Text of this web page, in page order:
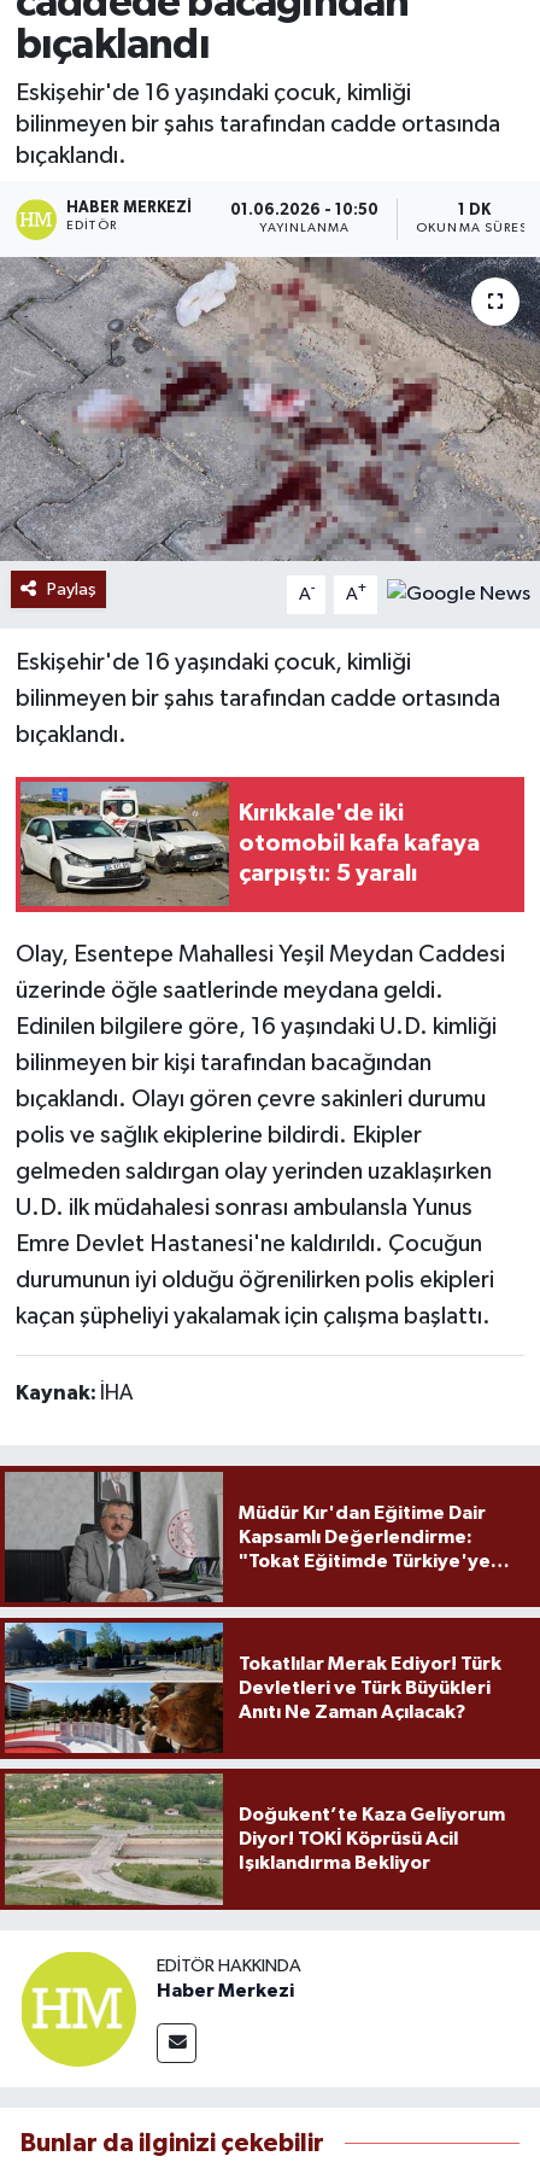
bıçaklandı
Eskişehir'de 16 yaşındaki çocuk, kimliği
bilinmeyen bir şahıs tarafından cadde ortasında
bıçaklandı.
HABER MERKEZI
EDITÖR
01.06.2026 - 10:50
YAYINLANMA
1 DK
OKUNMA SÜRESI
Paylaş A- A+
Eskişehir'de 16 yaşındaki çocuk, kimliği
bilinmeyen bir şahıs tarafından cadde ortasında
bıçaklandı.
Kırıkkale'de iki
otomobil kafa kafaya
çarpıştı: 5 yaralı
Olay, Esentepe Mahallesi Yeşil Meydan Caddesi
üzerinde öğle saatlerinde meydana geldi.
Edinilen bilgilere göre, 16 yaşındaki U.D. kimliği
bilinmeyen bir kişi tarafından bacağından
bıçaklandı. Olayı gören çevre sakinleri durumu
polis ve sağlık ekiplerine bildirdi. Ekipler
gelmeden saldırgan olay yerinden uzaklaşırken
U.D. ilk müdahalesi sonrası ambulansla Yunus
Emre Devlet Hastanesi'ne kaldırıldı. Çocuğun
durumunun iyi olduğu öğrenilirken polis ekipleri
kaçan şüpheliyi yakalamak için çalışma başlattı.
Kaynak: İHA
Müdür Kır'dan Eğitime Dair
Kapsamlı Değerlendirme:
"Tokat Eğitimde Türkiye'ye
Tokatlılar Merak Ediyor! Türk
Devletleri ve Türk Büyükleri
Anıtı Ne Zaman Açılacak?
Doğukent’te Kaza Geliyorum
Diyor! TOKİ Köprüsü Acil
Işıklandırma Bekliyor
EDITÖR HAKKINDA
Haber Merkezi
Bunlar da ilginizi çekebilir
Ekonomi
Sağlık
Tokat Haber